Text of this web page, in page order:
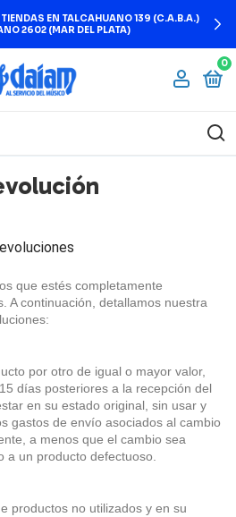
EN TALCAHUANO 139 (C.A.B.A.)
2602 (MAR DEL PLATA)
0
que estés completamente
A continuación, detallamos nuestra
por otro de igual o mayor valor,
días posteriores a la recepción del
en su estado original, sin usar y
gastos de envío asociados al cambio
a menos que el cambio sea
un producto defectuoso.
productos no utilizados y en su